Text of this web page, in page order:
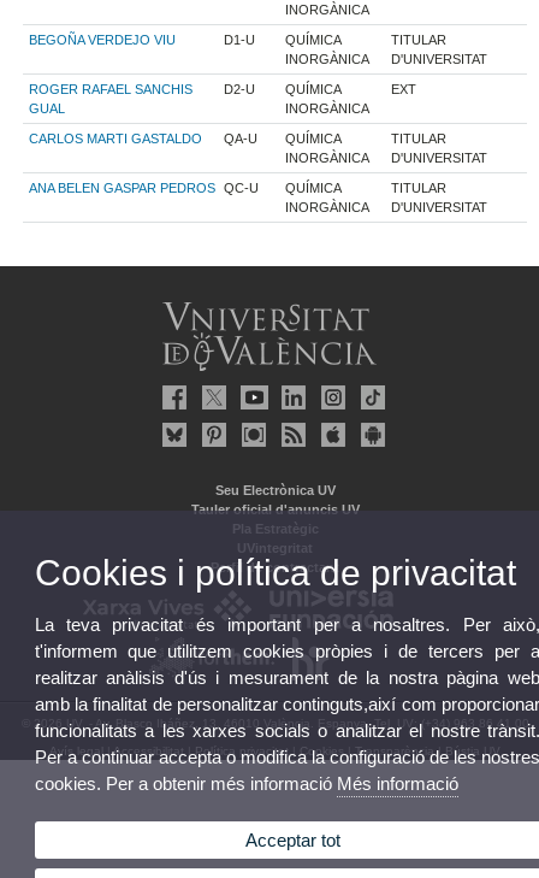
INORGÀNICA
BEGOÑA VERDEJO VIU D1-U
QUÍMICA
INORGÀNICA
TITULAR
D'UNIVERSITAT
ROGER RAFAEL SANCHIS
GUAL
D2-U
QUÍMICA
INORGÀNICA
EXT
CARLOS MARTI GASTALDO QA-U
QUÍMICA
INORGÀNICA
TITULAR
D'UNIVERSITAT
ANA BELEN GASPAR PEDROS QC-U
QUÍMICA
INORGÀNICA
TITULAR
D'UNIVERSITAT
Seu Electrònica UV
Tauler oficial d'anuncis UV
Pla Estratègic
UVintegritat
Perfil de contractant
© 2026 UV. - Av. Blasco Ibáñez, 13. 46010 València. Espanya. Tel. UV: (+34) 963 86 41 00
Avís legal |Accessibilitat Política privacitat Cookies Transparència | Bústia UV
Cookies i política de privacitat
La teva privacitat és important per a nosaltres. Per
t'informem que utilitzem cookies pròpies i de tercers per
realitzar anàlisis d'ús i mesurament de la nostra pàgina
amb la finalitat de personalitzar continguts,així com
funcionalitats a les xarxes socials o analitzar el nostre
Per a continuar accepta o modifica la configuració de les
cookies. Per a obtenir més informació Més informació
Acceptar tot